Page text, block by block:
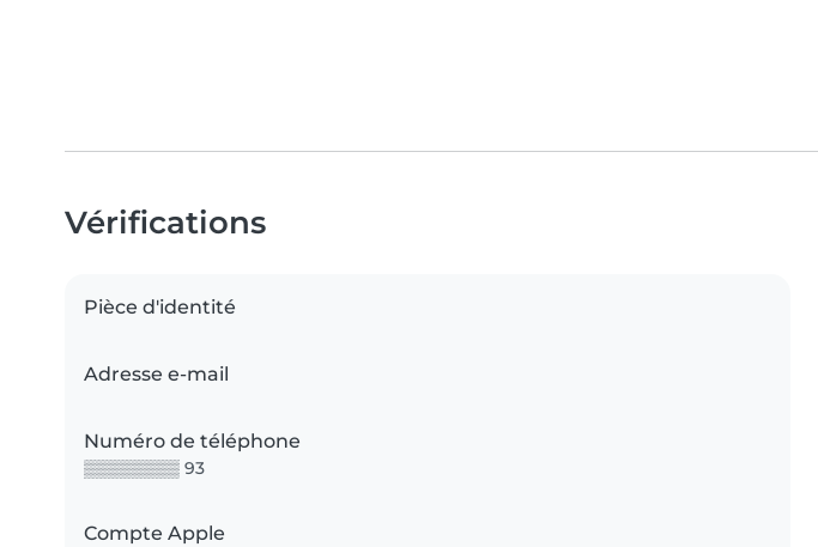
Vérifications
Pièce d'identité
Adresse e-mail
Numéro de téléphone
▒▒▒▒▒▒▒▒ 93
Compte Apple